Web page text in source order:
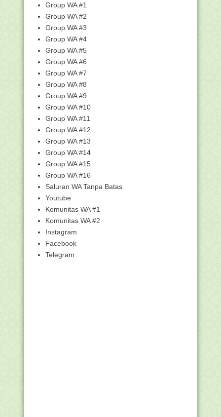
Laporan Kemajuan Peserta Sergur
Madrasah 2017
Peserta yang Belum Serahkan BERKAS
di UNM Makassar
Petunjuk Penggunaan Aplikasi
Edaran Pengajuan Proposal melalui
SIMSARPRAS Tahun...
Mengumpulkan Berkas di L...
Pedoman Pelaksanaan Penilaian Angka
Kredit Jabatan...
Pengganti Calon Peserta Sergur
Kemenag 2017 yang d...
Pemberkasan dan Jadwal Pengiriman
Berkas Peserta S...
Alhamdulillaaah....!!! Kenaikan Pangkat
Otomatis (...
Panduan Aplikasi Pembekalan Materi
Surat Pemberkasan PLPG Kemenag
UM 2017
Manakib ABDUS SHOMAD Al
PALEMBANI (Datu Sanggul)
Cemceman
Group WA #1
Group WA #2
Group WA #3
Group WA #4
Group WA #5
Group WA #6
Group WA #7
Group WA #8
Group WA #9
Group WA #10
Group WA #11
Group WA #12
Group WA #13
Group WA #14
Group WA #15
Group WA #16
Saluran WA Tanpa Batas
Youtube
Komunitas WA #1
Komunitas WA #2
Instagram
Facebook
Telegram